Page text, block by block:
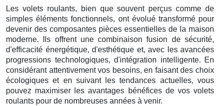
Les volets roulants, bien que souvent perçus comme de
simples éléments fonctionnels, ont évolué transformé pour
devenir des composantes pièces essentielles de la maison
moderne. Ils offrent une combinaison fusion de sécurité,
d'efficacité énergétique, d'esthétique et, avec les avancées
progressions technologiques, d'intégration intelligente. En
considérant attentivement vos besoins, en faisant des choix
écologiques et en suivant les tendances actuelles, vous
pouvez maximiser les avantages bénéfices de vos volets
roulants pour de nombreuses années à venir.